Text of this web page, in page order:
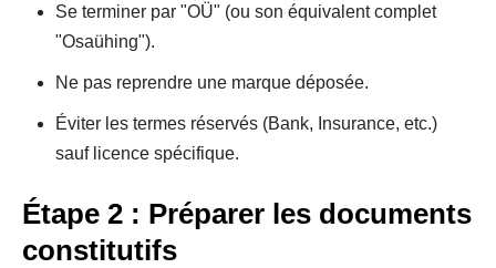
Se terminer par "OÜ" (ou son équivalent complet
"Osaühing").
Ne pas reprendre une marque déposée.
Éviter les termes réservés (Bank, Insurance, etc.)
sauf licence spécifique.
Étape 2 : Préparer les documents
constitutifs